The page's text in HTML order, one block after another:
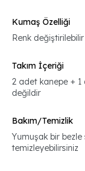
Kumaş Özelliği
Renk değiştirilebilir
Takım İçeriği
2 adet kanepe +
değildir
Bakım/Temizlik
Yumuşak bir bezle
temizleyebilirsiniz